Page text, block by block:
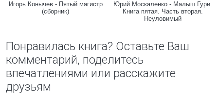
Игорь Конычев - Пятый магистр
(сборник)
Юрий Москаленко - Малыш Гури.
Книга пятая. Часть вторая.
Неуловимый
Понравилась книга? Оставьте Ваш
комментарий, поделитесь
впечатлениями или расскажите
друзьям